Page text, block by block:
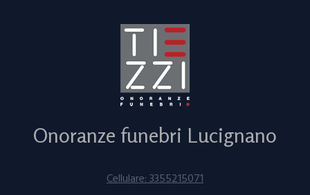
Onoranze funebri Lucignano
Cellulare: 3355215071